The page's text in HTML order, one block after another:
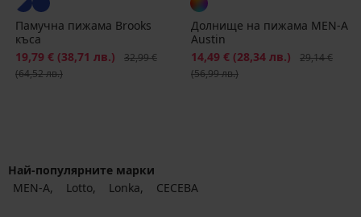
Памучна пижама Brooks
къса
Намаление
19,79 € (38,71 лв.) Първоначална цена
32,99 €
(64,52 лв.)
Долнище на пижама MEN-A
Austin
Намаление
14,49 € (28,34 лв.)
29,14 €
(56,99 лв.)
Най-популярните марки
MEN-A
Lotto Lonka CECEBA